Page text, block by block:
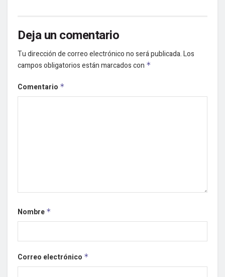
Deja un comentario
Tu dirección de correo electrónico no será publicada.Los
campos obligatorios están marcados con *
Comentario *
Nombre *
Correo electrónico *